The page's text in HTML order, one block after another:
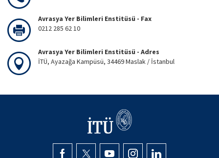
Avrasya Yer Bilimleri Enstitüsü - Fax
0212 285 62 10
Avrasya Yer Bilimleri Enstitüsü - Adres
İTÜ, Ayazağa Kampüsü, 34469 Maslak / İstanbul